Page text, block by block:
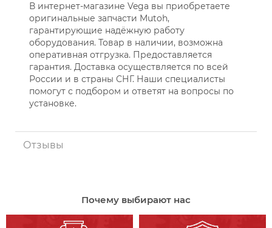
В интернет-магазине Vega вы приобретаете
оригинальные запчасти Mutoh,
гарантирующие надёжную работу
оборудования. Товар в наличии, возможна
оперативная отгрузка. Предоставляется
гарантия. Доставка осуществляется по всей
России и в страны СНГ. Наши специалисты
помогут с подбором и ответят на вопросы по
установке.
Отзывы
Почему выбирают нас